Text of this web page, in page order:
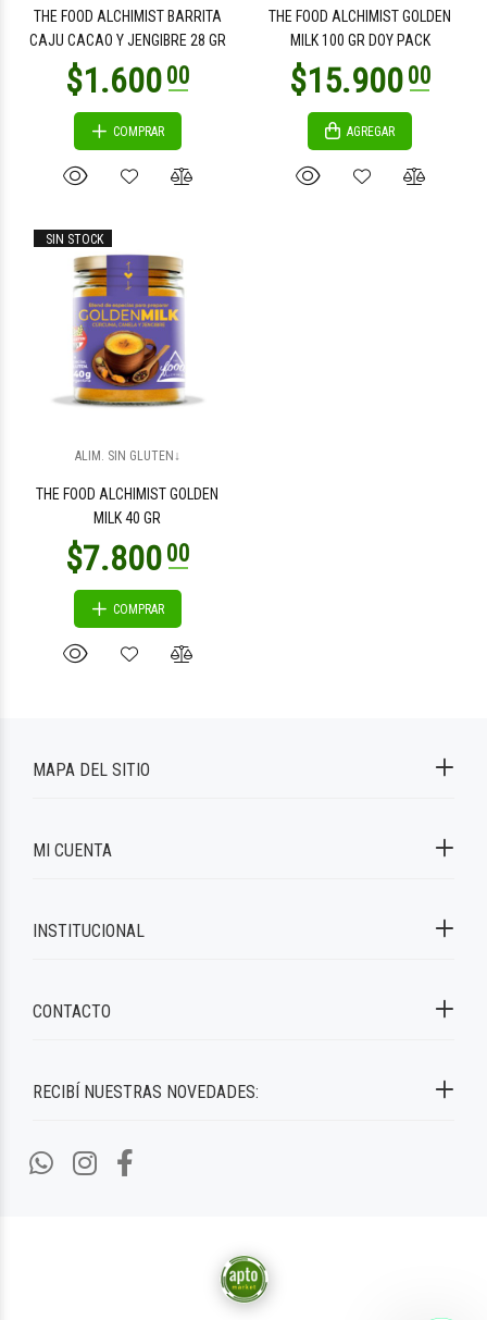
THE FOOD ALCHIMIST BARRITA
CAJU CACAO Y JENGIBRE 28 GR
COMPRAR
THE FOOD ALCHIMIST GOLDEN
MILK 100 GR DOY PACK
AGREGAR
SIN STOCK
ALIM. SIN GLUTEN↓
THE FOOD ALCHIMIST GOLDEN
MILK 40 GR
COMPRAR
RECIBÍ NUESTRAS NOVEDADES:
MAPA DEL SITIO
MI CUENTA
INSTITUCIONAL
CONTACTO